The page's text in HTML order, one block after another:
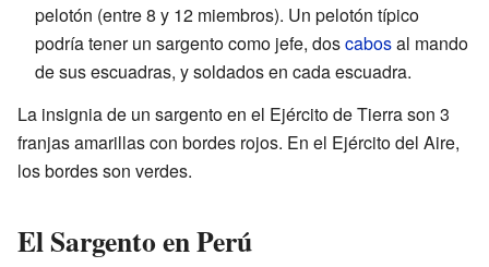
pelotón (entre 8 y 12 miembros). Un pelotón típico
podría tener un sargento como jefe, doscabosal mando
de sus escuadras, y soldados en cada escuadra.
La insignia de un sargento en el Ejército de Tierra son 3
franjas amarillas con bordes rojos. En el Ejército del Aire,
los bordes son verdes.
El Sargento en Perú